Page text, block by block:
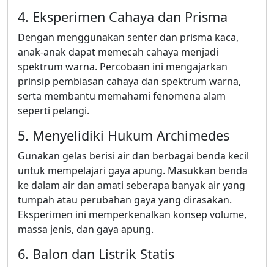
4. Eksperimen Cahaya dan Prisma
Dengan menggunakan senter dan prisma kaca,
anak-anak dapat memecah cahaya menjadi
spektrum warna. Percobaan ini mengajarkan
prinsip pembiasan cahaya dan spektrum warna,
serta membantu memahami fenomena alam
seperti pelangi.
5. Menyelidiki Hukum Archimedes
Gunakan gelas berisi air dan berbagai benda kecil
untuk mempelajari gaya apung. Masukkan benda
ke dalam air dan amati seberapa banyak air yang
tumpah atau perubahan gaya yang dirasakan.
Eksperimen ini memperkenalkan konsep volume,
massa jenis, dan gaya apung.
6. Balon dan Listrik Statis